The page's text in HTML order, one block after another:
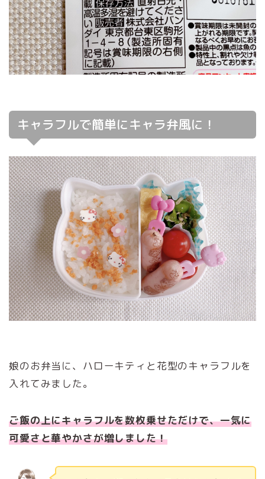
キャラフルで簡単にキャラ弁風に！
娘のお弁当に、ハローキティと花型のキャラフルを
入れてみました。
ご飯の上にキャラフルを数枚乗せただけで、一気に
可愛さと華やかさが増しました！